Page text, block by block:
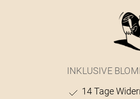
INKLUSIVE
14 Tage